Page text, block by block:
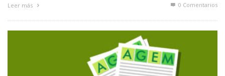
Leer más 0 Comentarios